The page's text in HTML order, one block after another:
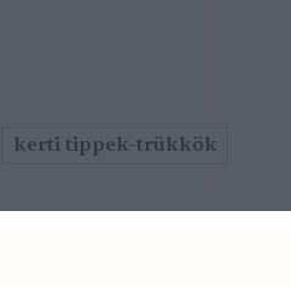
kerti tippek-trükkök